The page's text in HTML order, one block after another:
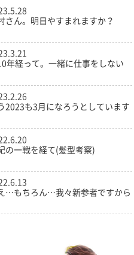
さん。明日やすまれますか？
年経って。一緒に仕事をしない
2023も3月になろうとしています
の一戦を経て(髪型考察)
…もちろん…我々新参者ですから